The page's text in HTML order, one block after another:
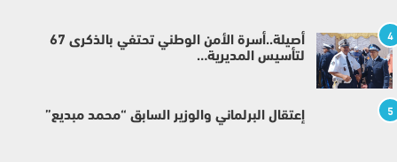
4
أصيلة..أسرة الأمن الوطني تحتفي بالذكرى 67
لتأسيس المديرية…
5 إعتقال البرلماني والوزير السابق “محمد مبديع”